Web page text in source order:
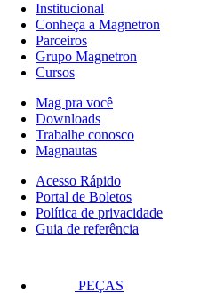
Institucional
Conheça a Magnetron
Parceiros
Grupo Magnetron
Cursos
Mag pra você
Downloads
Trabalhe conosco
Magnautas
Acesso Rápido
Portal de Boletos
Política de privacidade
Guia de referência
PEÇAS